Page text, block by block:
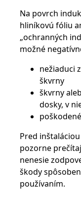
Na povrch
hliníkovú fóliu
„ochranných
možné
nežiaduci
škvrny
škvrny
dosky, v
Pred
pozorne
nenesie
škody
používaním.